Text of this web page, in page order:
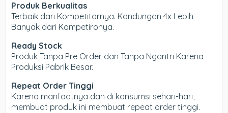
Produk Berkualitas
Terbaik dari Kompetitornya. Kandungan 4x Lebih
Banyak dari Kompetironya.
Ready Stock
Produk Tanpa Pre Order dan Tanpa Ngantri Karena
Produksi Pabrik Besar.
Repeat Order Tinggi
Karena manfaatnya dan di konsumsi sehari-hari,
membuat produk ini membuat repeat order tinggi.